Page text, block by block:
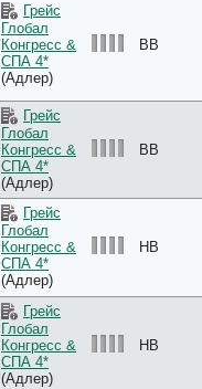
Грейс
Глобал
Конгресс &
СПА 4*
(Адлер)
BB
Грейс
Глобал
Конгресс &
СПА 4*
(Адлер)
BB
Грейс
Глобал
Конгресс &
СПА 4*
(Адлер)
HB
Грейс
Глобал
Конгресс &
СПА 4*
(Адлер)
HB